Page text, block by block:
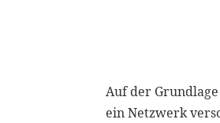
Auf der
ein Netzwerk